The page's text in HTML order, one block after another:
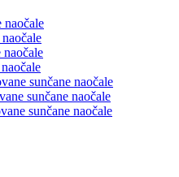
naočale
naočale
sunčane naočale
sunčane naočale
sunčane naočale